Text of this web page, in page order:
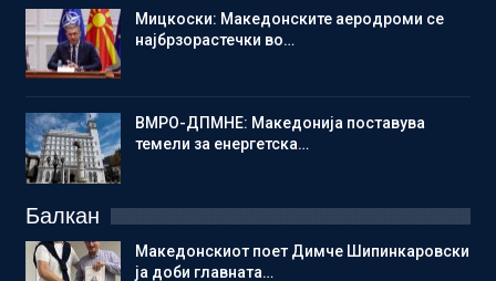
Мицкоски: Македонските аеродроми се
најбрзорастечки во…
ВМРО-ДПМНЕ: Македонија поставува
темели за енергетска…
Балкан
Македонскиот поет Димче Шипинкаровски
ја доби главната…